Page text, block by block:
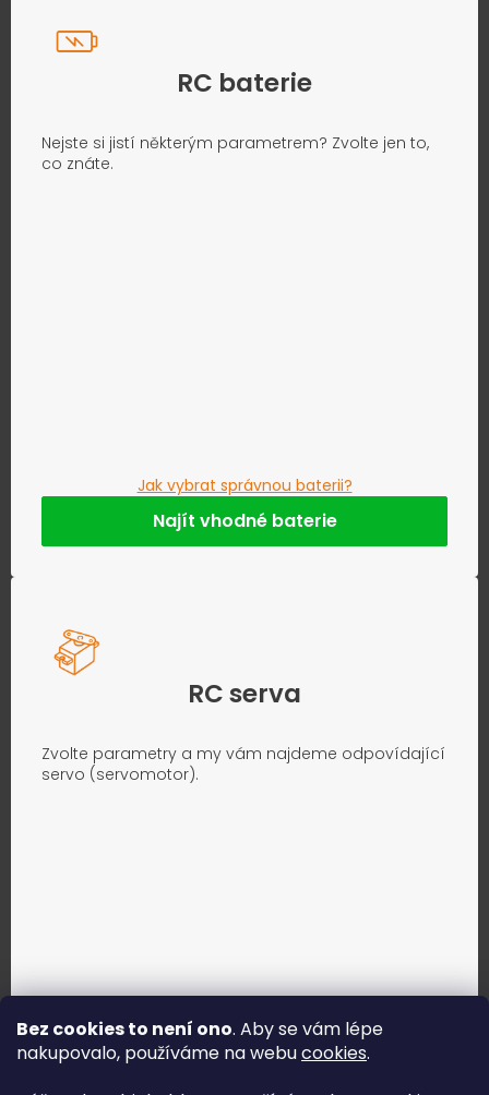
Bez cookies to není ono. Aby se vám lépe
nakupovalo, používáme na webucookies.
RC baterie
Nejste si jistí některým parametrem? Zvolte jen to,
co znáte.
Jak vybrat správnou baterii?
Najít vhodné baterie
RC serva
Zvolte parametry a my vám najdeme odpovídající
servo (servomotor).